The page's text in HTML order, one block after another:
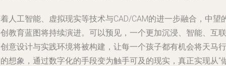
人工智能、虚拟现实等技术与CAD/CAM的进一步融合，中望
教育蓝图将持续演进。可以预见，一个更加沉浸、智能、互联
意设计与实践环境将被构建，让每一个孩子都有机会将天马行
想象，通过数字化的手段变为触手可及的现实，真正实现从“